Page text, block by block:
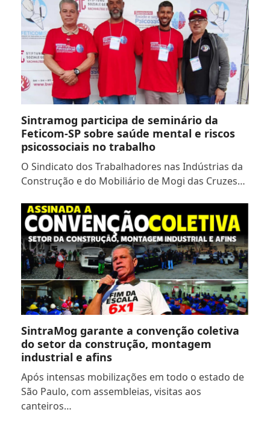
Sintramog participa de seminário da
Feticom-SP sobre saúde mental e riscos
psicossociais no trabalho
O Sindicato dos Trabalhadores nas Indústrias da
Construção e do Mobiliário de Mogi das Cruzes…
SintraMog garante a convenção coletiva
do setor da construção, montagem
industrial e afins
Após intensas mobilizações em todo o estado de
São Paulo, com assembleias, visitas aos
canteiros…